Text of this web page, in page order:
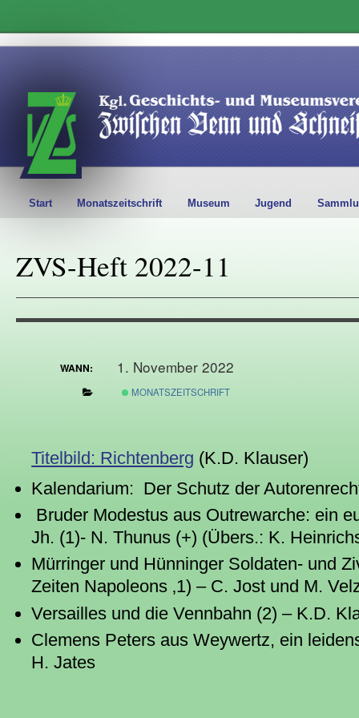
Start Monatszeitschrift Museum Jugend
ZVS-Heft 2022-11
WANN: 1. November 2022
MONATSZEITSCHRIFT
Titelbild: Richtenberg (K.D. Klauser)
Kalendarium: Der Schutz der
Bruder Modestus aus Outrewarche: ein
Jh. (1)- N. Thunus (+) (Übers.: K.
Mürringer und Hünninger Soldaten- und
Zeiten Napoleons ‚1) – C. Jost und M.
Versailles und die Vennbahn (2) – K.D.
Clemens Peters aus Weywertz, ein
H. Jates